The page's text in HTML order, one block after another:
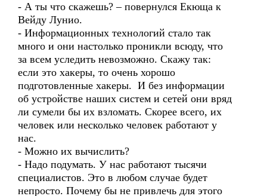
- А ты что скажешь? – повернулся Екюща к
Вейду Лунио.
- Информационных технологий стало так
много и они настолько проникли всюду, что
за всем уследить невозможно. Скажу так:
если это хакеры, то очень хорошо
подготовленные хакеры. И без информации
об устройстве наших систем и сетей они вряд
ли сумели бы их взломать. Скорее всего, их
человек или несколько человек работают у
нас.
- Можно их вычислить?
- Надо подумать. У нас работают тысячи
специалистов. Это в любом случае будет
непросто. Почему бы не привлечь для этого